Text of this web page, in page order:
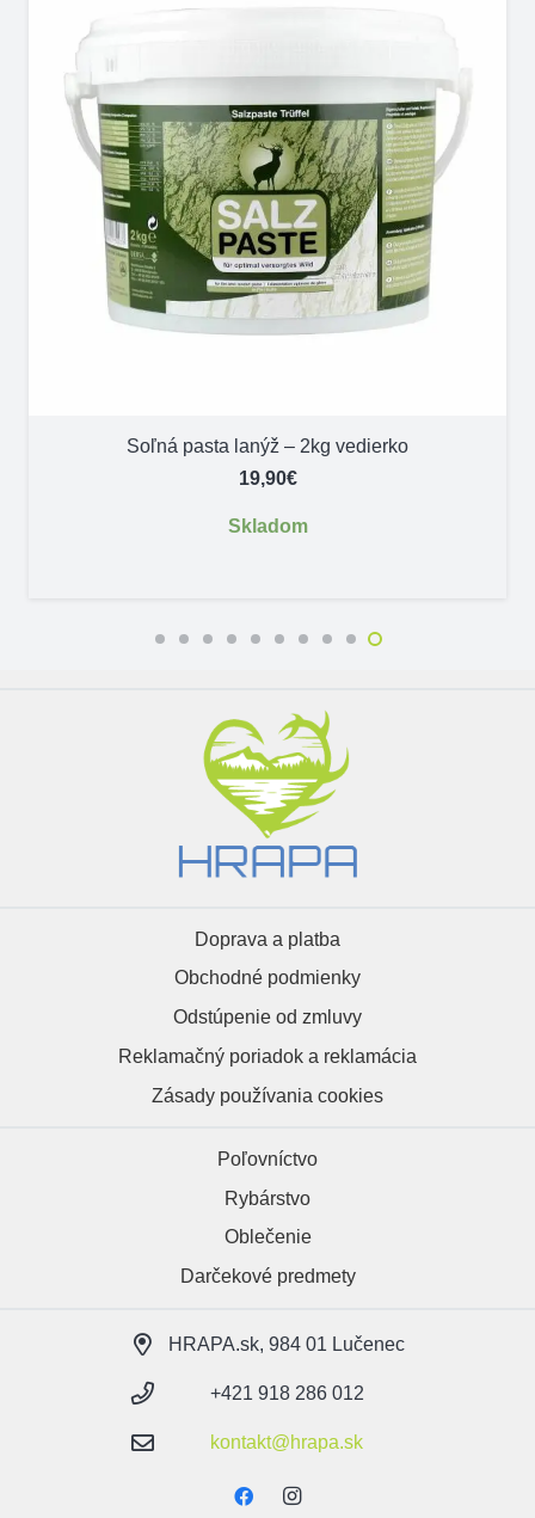
Soľná pasta lanýž – 2kg vedierko
19,90€
Skladom
Doprava a platba
Obchodné podmienky
Odstúpenie od zmluvy
Reklamačný poriadok a reklamácia
Zásady používania cookies
Poľovníctvo
Rybárstvo
Oblečenie
Darčekové predmety
HRAPA.sk, 984 01 Lučenec
+421 918 286 012
kontakt@hrapa.sk